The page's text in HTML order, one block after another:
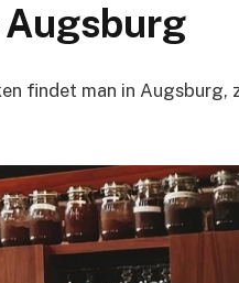
Augsburg
findet man in Augsburg,